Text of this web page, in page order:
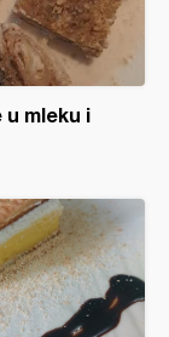
u mleku i